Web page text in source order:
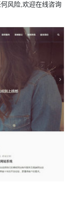
风险,欢迎在线咨询